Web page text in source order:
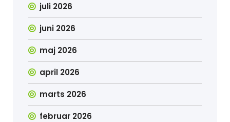
juli 2026
juni 2026
maj 2026
april 2026
marts 2026
februar 2026